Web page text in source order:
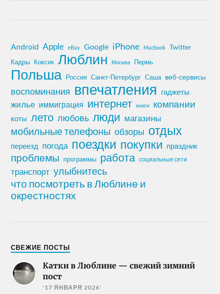
Android Apple eBay Google iPhone Macbook Twitter
Кадры Коксик Люблин Москва Пермь
Польша Россия Санкт-Петербург Саша веб-сервисы
воспоминания впечатления гаджеты
жилье иммиграция интернет книги компании
коты лето любовь люди магазины
мобильные телефоны обзоры отдых
переезд погода поездки покупки праздник
проблемы программы работа социальные сети
транспорт улыбнитесь
что посмотреть в Люблине и
окрестностях
СВЕЖИЕ ПОСТЫ
Катки в Люблине — свежий зимний
пост
'17 ЯНВАРЯ 2026'